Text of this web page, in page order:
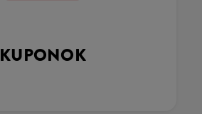
KUPONOK